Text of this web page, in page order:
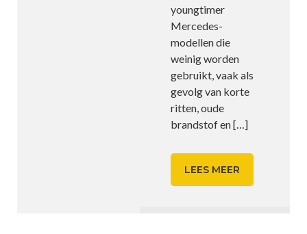
youngtimer
Mercedes-
modellen die
weinig worden
gebruikt, vaak als
gevolg van korte
ritten, oude
brandstof en[…]
LEES MEER